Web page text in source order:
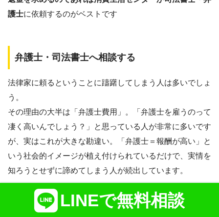
護士に依頼するのがベストです
弁護士・司法書士へ相談する
法律家に頼るということに躊躇してしまう人は多いでしょ
う。
その理由の大半は「弁護士費用」。「弁護士を雇うのって
凄く高いんでしょう？」と思っている人が非常に多いです
が、実はこれが大きな勘違い。「弁護士＝報酬が高い」と
いう社会的イメージが植え付けられているだけで、実情を
知ろうとせずに諦めてしまう人が続出しています。
突然の詐欺被害に遭い、精神的にも金銭的にも大きな不安
を抱えていらっしゃることと思います。
LINEで無料相談